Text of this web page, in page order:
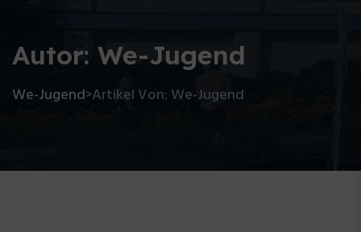
Autor: We-Jugend
We-Jugend>Artikel Von: We-Jugend